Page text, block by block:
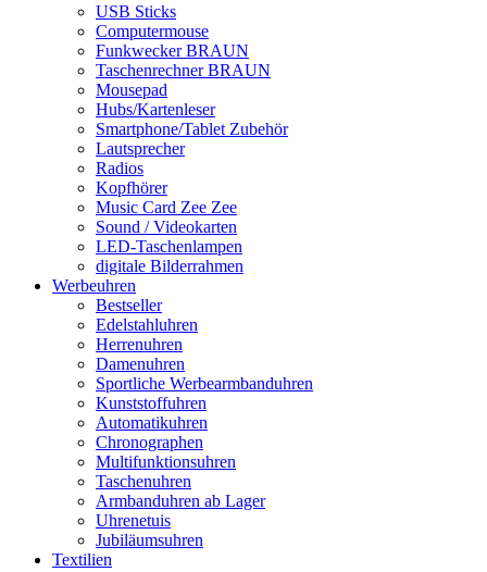
USB Sticks
Computermouse
Funkwecker BRAUN
Taschenrechner BRAUN
Mousepad
Hubs/Kartenleser
Smartphone/Tablet Zubehör
Lautsprecher
Radios
Kopfhörer
Music Card Zee Zee
Sound / Videokarten
LED-Taschenlampen
digitale Bilderrahmen
Werbeuhren
Bestseller
Edelstahluhren
Herrenuhren
Damenuhren
Sportliche Werbearmbanduhren
Kunststoffuhren
Automatikuhren
Chronographen
Multifunktionsuhren
Taschenuhren
Armbanduhren ab Lager
Uhrenetuis
Jubiläumsuhren
Textilien